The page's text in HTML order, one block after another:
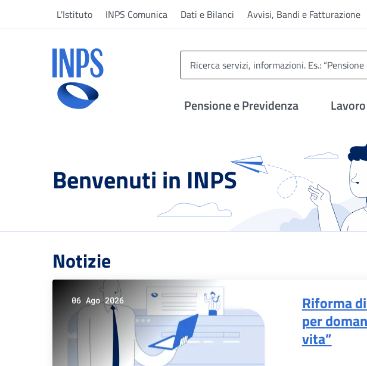
L'Istituto INPS Comunica Dati e Bilanci Avvisi, Bandi e Fatturazione
Pensione e Previdenza Lavoro
Benvenuti in INPS
Notizie
06 Ago 2026
Riforma
per
vita”